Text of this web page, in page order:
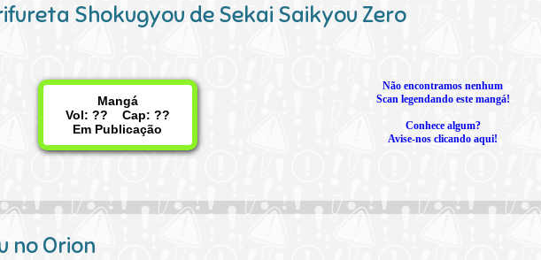
Shokugyou de Sekai Saikyou Zero
Mangá
Vol: ?? Cap: ??
Em Publicação
Não encontramos nenhum
Scan legendando este mangá!
Conhece algum?
Avise-nos clicando aqui!
no Orion